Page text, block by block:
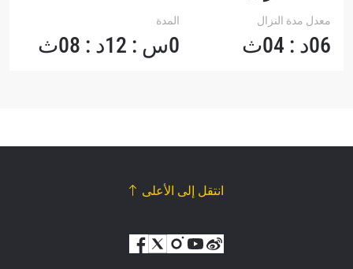
معدل مدة النزال
06د : 04ث
المدة
0س : 12د : 08ث
انتقل إلى الأعلى